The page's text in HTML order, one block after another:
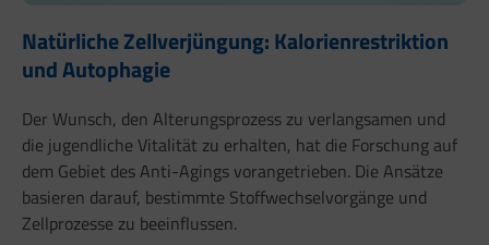
Natürliche Zellverjüngung: Kalorienrestriktion
und Autophagie
Der Wunsch, den Alterungsprozess zu verlangsamen und
die jugendliche Vitalität zu erhalten, hat die Forschung auf
dem Gebiet des Anti-Agings vorangetrieben. Die Ansätze
basieren darauf, bestimmte Stoffwechselvorgänge und
Zellprozesse zu beeinflussen.